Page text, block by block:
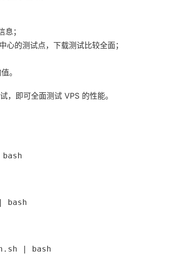
；
心的测试点，下载测试比较全面；
。
，即可全面测试 VPS 的性能。
bash
| bash